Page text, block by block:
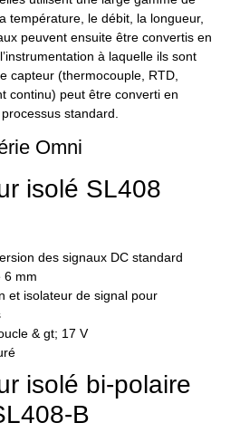
température, le débit, la longueur,
peuvent ensuite être convertis en
à laquelle ils sont
capteur (thermocouple, RTD,
continu) peut être converti en
standard.
Omni
isolé SL408
des signaux DC standard
6 mm
et isolateur de signal pour
& gt; 17 V
isolé bi-polaire
B